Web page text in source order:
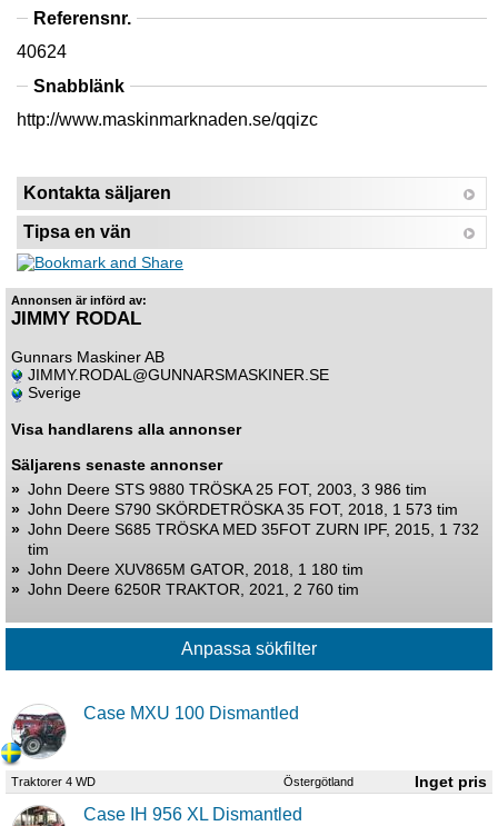
Annonsen är införd av:
JIMMY RODAL
Gunnars Maskiner AB
JIMMY.RODAL@GUNNARSMASKINER.SE
Sverige
Visa handlarens alla annonser
Säljarens senaste annonser
» John Deere STS 9880 TRÖSKA 25 FOT, 2003, 3 986 tim
» John Deere S790 SKÖRDETRÖSKA 35 FOT, 2018, 1 573 tim
» John Deere S685 TRÖSKA MED 35FOT ZURN IPF, 2015, 1 732
tim
» John Deere XUV865M GATOR, 2018, 1 180 tim
» John Deere 6250R TRAKTOR, 2021, 2 760 tim
Referensnr.
40624
Snabblänk
http://www.maskinmarknaden.se/qqizc
Kontakta säljaren
Tipsa en vän
Case MXU 100 Dismantled
Traktorer 4 WD Östergötland
Case IH 956 XL Dismantled